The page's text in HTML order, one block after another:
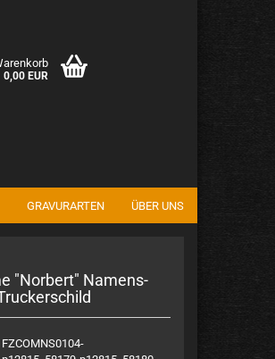
0,00 EUR
GRAVURARTEN ÜBER UNS
"Nor­bert" Na­mens­
FZCOMNS0104-